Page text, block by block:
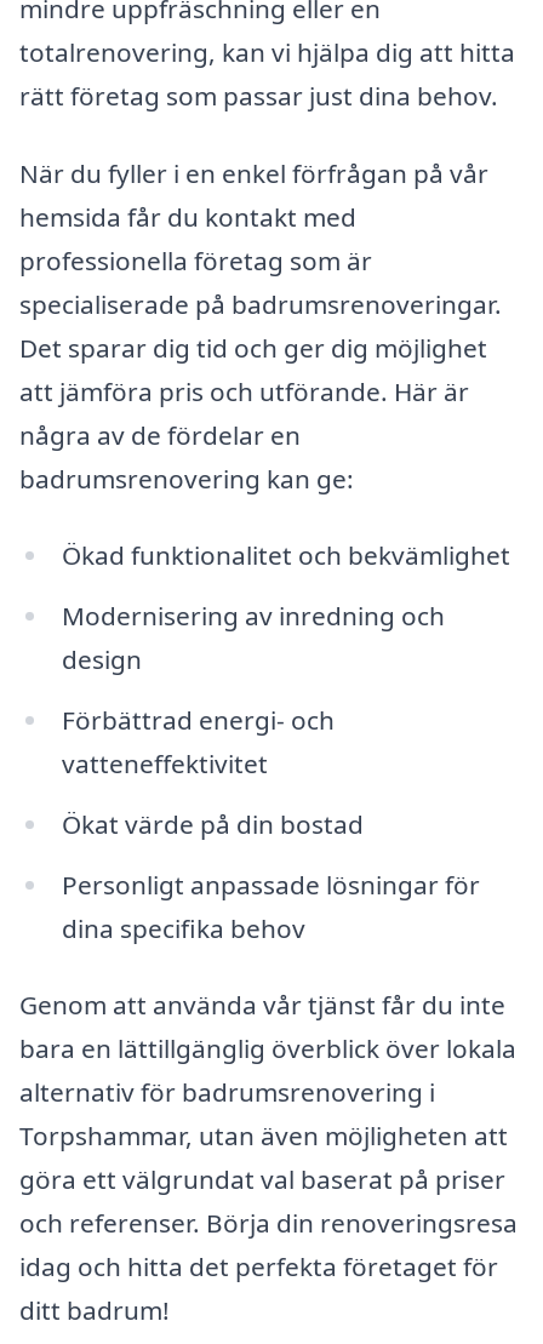
mindre uppfräschning eller en
totalrenovering, kan vi hjälpa dig att hitta
rätt företag som passar just dina behov.
När du fyller i en enkel förfrågan på vår
hemsida får du kontakt med
professionella företag som är
specialiserade på badrumsrenoveringar.
Det sparar dig tid och ger dig möjlighet
att jämföra pris och utförande. Här är
några av de fördelar en
badrumsrenovering kan ge:
Ökad funktionalitet och bekvämlighet
Modernisering av inredning och
design
Förbättrad energi- och
vatteneffektivitet
Ökat värde på din bostad
Personligt anpassade lösningar för
dina specifika behov
Genom att använda vår tjänst får du inte
bara en lättillgänglig överblick över lokala
alternativ för badrumsrenovering i
Torpshammar, utan även möjligheten att
göra ett välgrundat val baserat på priser
och referenser. Börja din renoveringsresa
idag och hitta det perfekta företaget för
ditt badrum!